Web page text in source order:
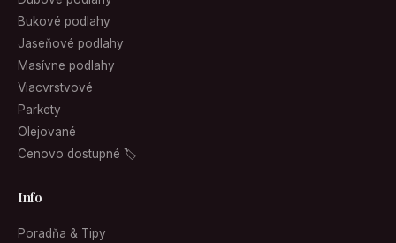
Bukové podlahy
Jaseňové podlahy
Masívne podlahy
Viacvrstvové
Parkety
Olejované
Cenovo dostupné 🏷
Info
Poradňa & Tipy